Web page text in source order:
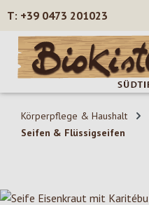
Zum Hauptinhalt springen
+39 0473 201023
Körperpflege & Haushalt
Seifen & Flüssigseifen
Bildergalerie überspringen